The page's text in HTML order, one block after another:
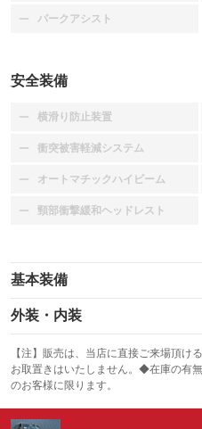
パークアシスト
：装備なし
安全装備
横滑り防止装置
：装備なし
衝突被害軽減システム
：装備なし
オートマチックハイビーム
：装備なし
頸部衝撃緩和ヘッドレスト
：装備なし
基本装備
エアバッグ
：装備なし
：装備なし
サンルーフ
：装備なし
エアコン
：装備あり
外装・内装
カーナビ
：装備なし
TV
：装備なし
オーディオ
【注】販売は、当店に直接ご来場頂
お取置きはいたしません。◆在庫の有
のお客様に限ります。